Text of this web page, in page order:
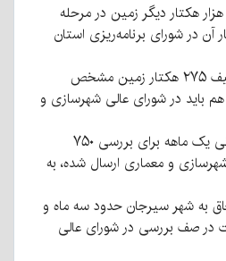
هکتار دیگر زمین در مرحله
دارد که ۲۷۵ هکتار آن در شورای برنامه‌ریزی استان
به گفته وی هفته آینده تکلیف ۲۷۵ هکتار زمین مشخص
۷۵۰ هکتار هم باید در شورای عالی شهرسازی و
فداکار افزود مدت زمان قانونی یک ماهه برای بررسی ۷۵۰
و معماری ارسال شده، به
به شهر سیرجان حدود سه ماه و
از ۲ ماه است در صف بررسی در شورای عالی